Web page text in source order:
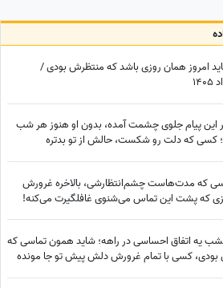
امروز همان روزی باشد که منتظرش بودی /
این پیام جلوی چشمت آمده، بدون او هنوز هر شب
کسی که دلت رو شکست، حالش از تو بدتره
که مدت‌هاست چشم‌انتظارشی، بالاخره غرورش
که پشت این تماس می‌شنوی غافلگیرت می‌کنه!
یه اتفاق احساسی در راهه؛ شاید همون تماسی که
کسی با تمام غرورش دلش پیش تو جا مونده